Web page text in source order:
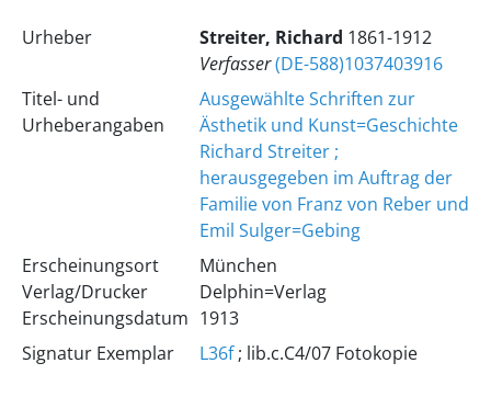
Urheber Streiter, Richard 1861-1912
Verfasser(DE-588)1037403916
Titel- und
Urheberangaben
Ausgewählte Schriften zur
Ästhetik und Kunst=Geschichte
Richard Streiter ;
herausgegeben im Auftrag der
Familie von Franz von Reber und
Emil Sulger=Gebing
Erscheinungsort
Verlag/Drucker
Erscheinungsdatum
München
Delphin=Verlag
1913
Signatur Exemplar
L36f; lib.c.C4/07 Fotokopie